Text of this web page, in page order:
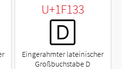
U+1F133
🄳
Eingerahmter lateinischer
Großbuchstabe D